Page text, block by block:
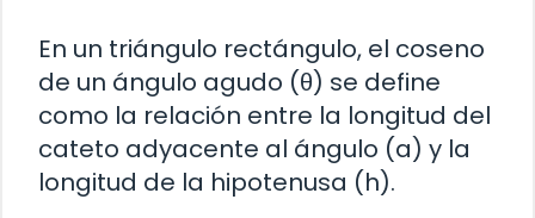
En un triángulo rectángulo, el coseno
de un ángulo agudo (θ) se define
como la relación entre la longitud del
cateto adyacente al ángulo (a) y la
longitud de la hipotenusa (h).